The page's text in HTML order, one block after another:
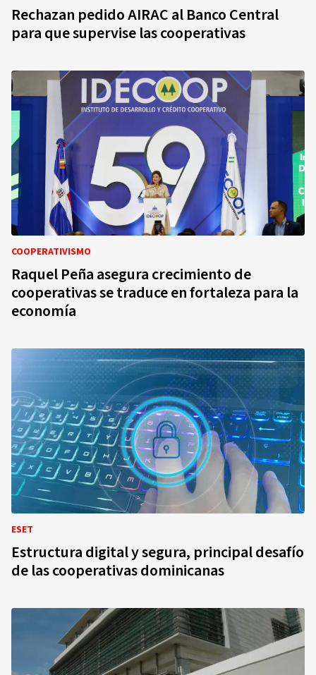
Rechazan pedido AIRAC al Banco Central
para que supervise las cooperativas
COOPERATIVISMO
Raquel Peña asegura crecimiento de
cooperativas se traduce en fortaleza para la
economía
ESET
Estructura digital y segura, principal desafío
de las cooperativas dominicanas